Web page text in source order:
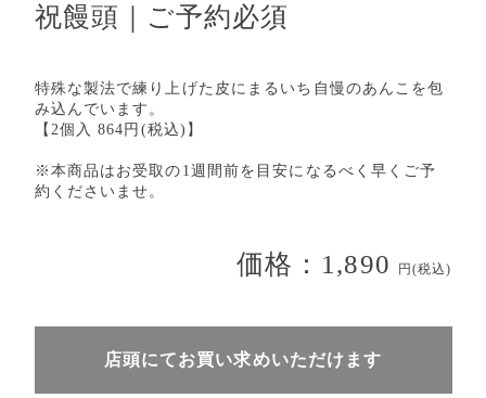
祝饅頭｜ご予約必須
特殊な製法で練り上げた皮にまるいち自慢のあんこを包
み込んでいます。
【2個入 864円(税込)】
※本商品はお受取の1週間前を目安になるべく早くご予
約くださいませ。
価格：1,890 円(税込)
店頭にてお買い求めいただけます